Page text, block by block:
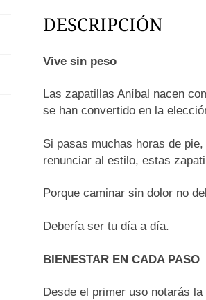
Hecha
Europa
Vive
sin
con
Aníbal
DESCRIPCIÓN
Vive sin peso
Las zapatillas Aníbal nacen
se han convertido en la
Si pasas muchas horas de
renunciar al estilo, estas
Porque caminar sin dolor no
Debería ser tu día a día.
BIENESTAR EN CADA PASO
Desde el primer uso notarás